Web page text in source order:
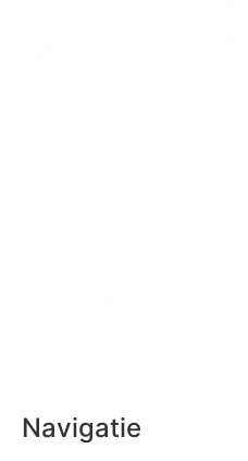
Navigatie